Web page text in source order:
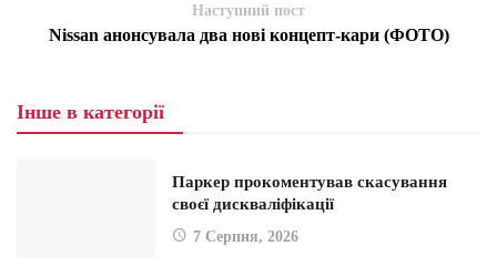
Наступний пост
Nissan анонсувала два нові концепт-кари (ФОТО)
Інше в категорії
Паркер прокоментував скасування
своєї дискваліфікації
7 Серпня, 2026